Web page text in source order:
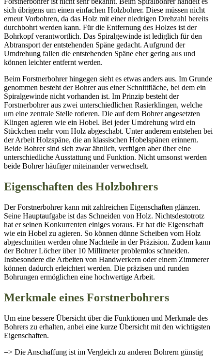
sich übrigens um einen einfachen Holzbohrer. Diese müssen nicht
erneut Vorbohren, da das Holz mit einer niedrigen Drehzahl bereits
durchbohrt werden kann. Für die Entfernung des Holzes ist der
Bohrkopf verantwortlich. Das Spiralgewinde ist lediglich für den
Abtransport der entstehenden Späne gedacht. Aufgrund der
Umdrehung fallen die entstehenden Späne eher gering aus und
können leichter entfernt werden.
Beim Forstnerbohrer hingegen sieht es etwas anders aus. Im Grunde
genommen besteht der Bohrer aus einer Schnittfläche, bei dem ein
Spiralgewinde nicht vorhanden ist. Im Prinzip besteht der
Forstnerbohrer aus zwei unterschiedlichen Rasierklingen, welche
um eine zentrale Stelle rotieren. Die auf dem Bohrer angesetzten
Klingen agieren wie ein Hobel. Bei jeder Umdrehung wird ein
Stückchen mehr vom Holz abgeschabt. Unter anderem entstehen bei
der Arbeit Holzspäne, die an klassischen Hobelspänen erinnern.
Beide Bohrer sind sich zwar ähnlich, verfügen aber über eine
unterschiedliche Ausstattung und Funktion. Nicht umsonst werden
beide Bohrer häufiger miteinander verwechselt.
Eigenschaften des Holzbohrers
Der Forstnerbohrer kann mit zahlreichen Eigenschaften glänzen.
Seine Hauptaufgabe ist das Schneiden von Holz. Nichtsdestotrotz
hat er seinen Konkurrenten einiges voraus. Er hat die Eigenschaft
wie ein Hobel zu agieren. So können dünne Scheiben vom Holz
abgeschnitten werden ohne Nachteile in der Präzision. Zudem kann
der Bohrer Löcher über 10 Millimeter problemlos schneiden.
Insbesondere die Arbeiten von Handwerkern oder einem Zimmerer
können dadurch erleichtert werden. Die präzisen und runden
Bohrungen ermöglichen eine hochwertige Arbeit.
Merkmale eines Forstnerbohrers
Um eine bessere Übersicht über die Funktionen und Merkmale des
Bohrers zu erhalten, anbei eine kurze Übersicht mit den wichtigsten
Eigenschaften.
=> Die Anschaffung ist im Vergleich zu anderen Bohrern günstig